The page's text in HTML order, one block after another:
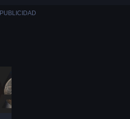
PUBLICIDAD